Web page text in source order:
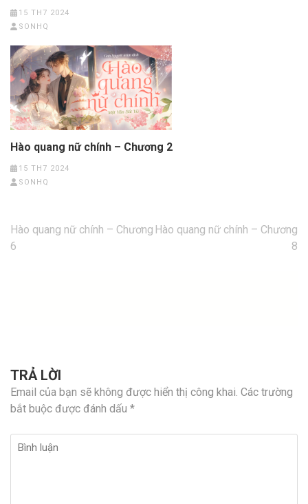
15 TH7 2024
SONHQ
Hào quang nữ chính – Chương 2
15 TH7 2024
SONHQ
Điều
hướng
Hào quang nữ chính – Chương
6
Hào quang nữ chính – Chương
8
TRẢ LỜI
Email của bạn sẽ không được hiển thị công khai. Các trường
bắt buộc được đánh dấu *
Bình